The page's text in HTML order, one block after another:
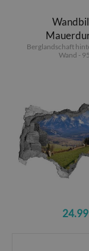
Berglandschaft
Wand -